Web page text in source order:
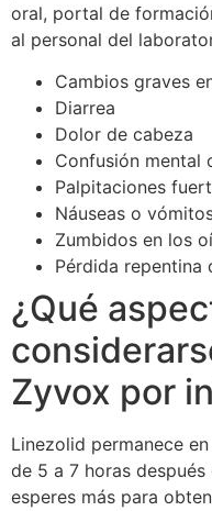
oral, portal de
al personal del
Cambios graves
Diarrea
Dolor de cabeza
Confusión mental
Palpitaciones
Náuseas o
Zumbidos en los
Pérdida repentina
¿Qué
Zyvox por
Linezolid permanece
de 5 a 7 horas
esperes más para